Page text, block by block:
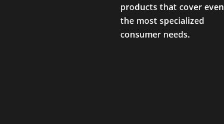
products that cover even
the most specialized
consumer needs.